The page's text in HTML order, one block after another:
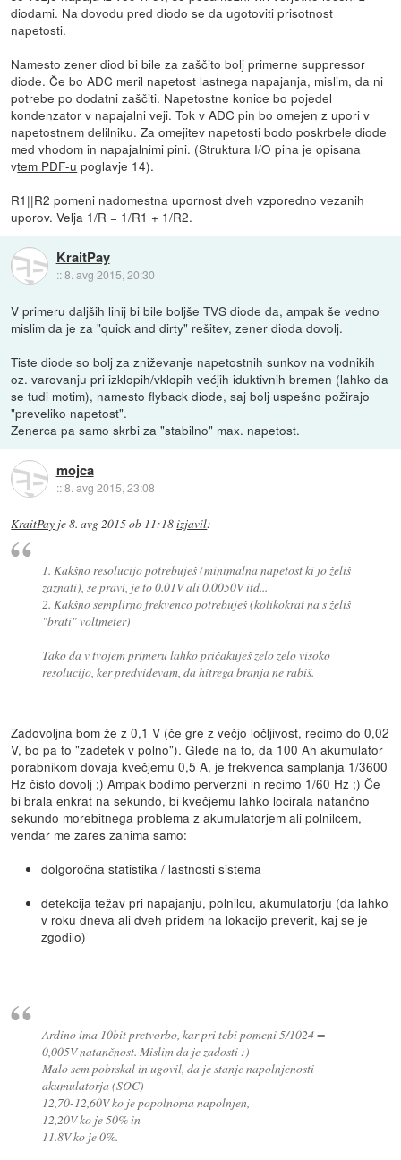
diodami. Na dovodu pred diodo se da ugotoviti prisotnost
napetosti.
Namesto zener diod bi bile za zaščito bolj primerne suppressor
diode. Če bo ADC meril napetost lastnega napajanja, mislim, da ni
potrebe po dodatni zaščiti. Napetostne konice bo pojedel
kondenzator v napajalni veji. Tok v ADC pin bo omejen z upori v
napetostnem delilniku. Za omejitev napetosti bodo poskrbele diode
med vhodom in napajalnimi pini. (Struktura I/O pina je opisana
vtem PDF-u poglavje 14).
R1||R2 pomeni nadomestna upornost dveh vzporedno vezanih
uporov. Velja 1/R = 1/R1 + 1/R2.
KraitPay
::8. avg 2015, 20:30
V primeru daljših linij bi bile boljše TVS diode da, ampak še vedno
mislim da je za "quick and dirty" rešitev, zener dioda dovolj.
Tiste diode so bolj za zniževanje napetostnih sunkov na vodnikih
oz. varovanju pri izklopih/vklopih većjih iduktivnih bremen (lahko da
se tudi motim), namesto flyback diode, saj bolj uspešno požirajo
"preveliko napetost".
Zenerca pa samo skrbi za "stabilno" max. napetost.
mojca
::8. avg 2015, 23:08
KraitPay je8. avg 2015 ob 11:18izjavil:
1. Kakšno resolucijo potrebuješ (minimalna napetost ki jo želiš
zaznati), se pravi, je to 0.01V ali 0.0050V itd...
2. Kakšno semplirno frekvenco potrebuješ (kolikokrat na s želiš
"brati" voltmeter)
Tako da v tvojem primeru lahko pričakuješ zelo zelo visoko
resolucijo, ker predvidevam, da hitrega branja ne rabiš.
Zadovoljna bom že z 0,1 V (če gre z večjo ločljivost, recimo do 0,02
V, bo pa to "zadetek v polno"). Glede na to, da 100 Ah akumulator
porabnikom dovaja kvečjemu 0,5 A, je frekvenca samplanja 1/3600
Hz čisto dovolj ;) Ampak bodimo perverzni in recimo 1/60 Hz ;) Če
bi brala enkrat na sekundo, bi kvečjemu lahko locirala natančno
sekundo morebitnega problema z akumulatorjem ali polnilcem,
vendar me zares zanima samo:
dolgoročna statistika / lastnosti sistema
detekcija težav pri napajanju, polnilcu, akumulatorju (da lahko
v roku dneva ali dveh pridem na lokacijo preverit, kaj se je
zgodilo)
Ardino ima 10bit pretvorbo, kar pri tebi pomeni 5/1024 =
0,005V natančnost. Mislim da je zadosti :)
Malo sem pobrskal in ugovil, da je stanje napolnjenosti
akumulatorja (SOC) -
12,70-12,60V ko je popolnoma napolnjen,
12,20V ko je 50% in
11.8V ko je 0%.